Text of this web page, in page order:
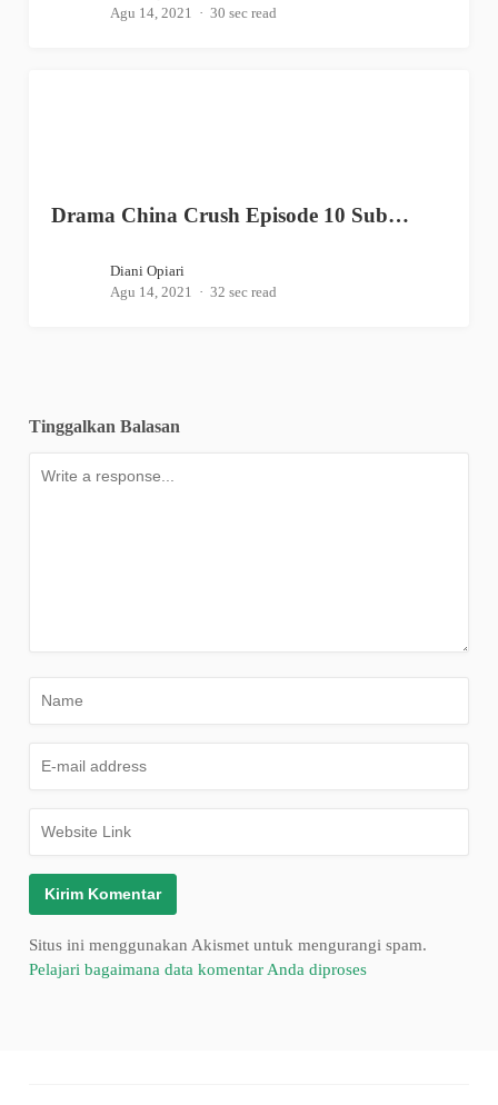
Agu 14, 2021
30 sec read
Drama China Crush Episode 10 Sub…
Diani Opiari
Agu 14, 2021
32 sec read
Tinggalkan Balasan
Situs ini menggunakan Akismet untuk mengurangi spam.
Pelajari bagaimana data komentar Anda diproses